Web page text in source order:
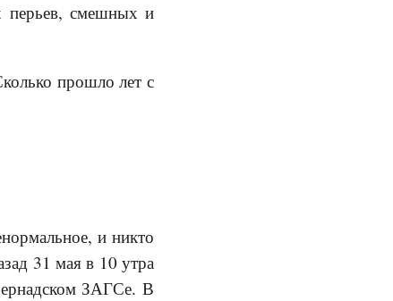
перьев, смешных и
прошло лет с
и никто
31 мая в 10 утра
ЗАГСе. В